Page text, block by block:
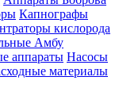
Капнографы
кислорода
Амбу
аппараты Насосы
материалы